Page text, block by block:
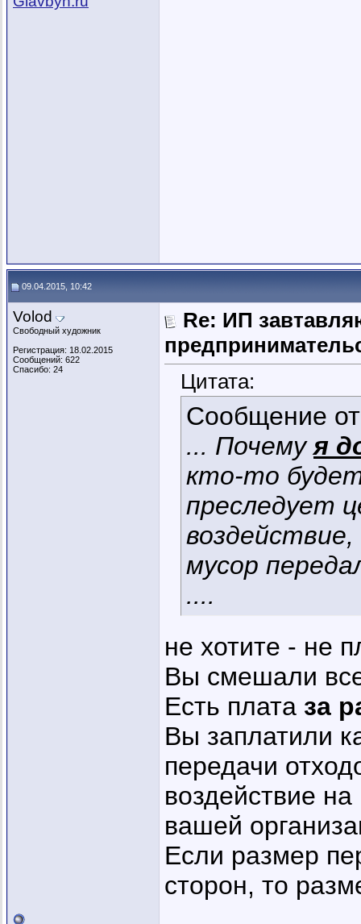
09.04.2015, 10:42
Volod
Свободный художник
Регистрация: 18.02.2015
Сообщений: 622
Спасибо: 24
Re: ИП
Цитата:
Сообщение
... Почемуя
кто-то
преследует
мусор
....
не хотите - не
Вы смешали
Есть плата за
Вы заплатили
передачи
воздействие
вашей
Если размер
сторон, то